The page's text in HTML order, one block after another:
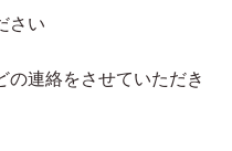
さい
の連絡をさせていただき